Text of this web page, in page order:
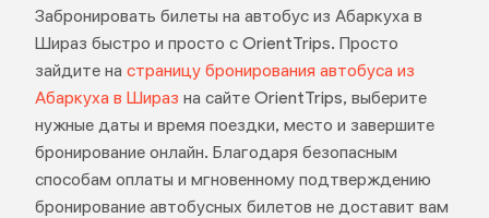
Забронировать билеты на автобус из Абаркуха в
Шираз быстро и просто с OrientTrips. Просто
зайдите на страницу бронирования автобуса из
Абаркуха в Шираз на сайте OrientTrips, выберите
нужные даты и время поездки, место и завершите
бронирование онлайн. Благодаря безопасным
способам оплаты и мгновенному подтверждению
бронирование автобусных билетов не доставит вам